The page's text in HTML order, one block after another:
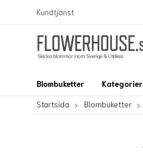
Kundtjänst
Blombuketter Kategorier
Startsida Blombuketter